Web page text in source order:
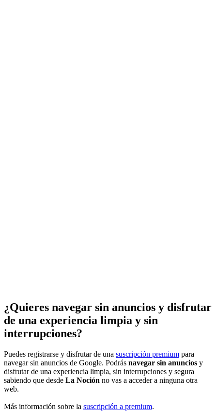
¿Quieres navegar sin anuncios y disfrutar
de una experiencia limpia y sin
interrupciones?
Puedes registrarse y disfrutar de una suscripción premium para
navegar sin anuncios de Google. Podrás navegar sin anuncios y
disfrutar de una experiencia limpia, sin interrupciones y segura
sabiendo que desde La Noción no vas a acceder a ninguna otra
web.
Más información sobre la suscripción a premium.